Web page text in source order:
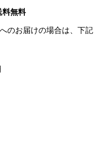
料無料
のお届けの場合は、下記